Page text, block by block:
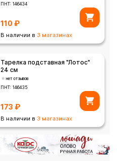
ПНТ:146434
110 ₽
В наличии в 3 магазинах
Тарелка подставная "Лотос"
24 см
нет отзывов
ПНТ:146435
173 ₽
В наличии в 3 магазинах